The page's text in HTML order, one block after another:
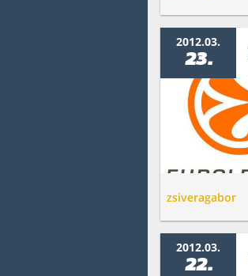
2012.03.
23.
zsiveragabor
2012.03.
22.